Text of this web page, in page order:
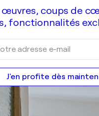
œuvres, coups de
fonctionnalités
J'en profite dès